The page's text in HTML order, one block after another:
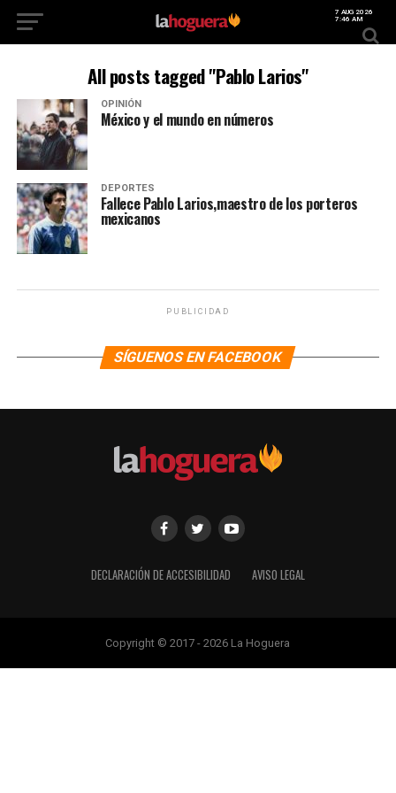
7 AUG 2026
7:46 AM
All posts tagged "Pablo Larios"
OPINIÓN
México y el mundo en números
DEPORTES
Fallece Pablo Larios,maestro de los porteros
mexicanos
PUBLICIDAD
SÍGUENOS EN FACEBOOK
DECLARACIÓN DE ACCESIBILIDAD AVISO LEGAL
Copyright © 2017 - 2026 La Hoguera